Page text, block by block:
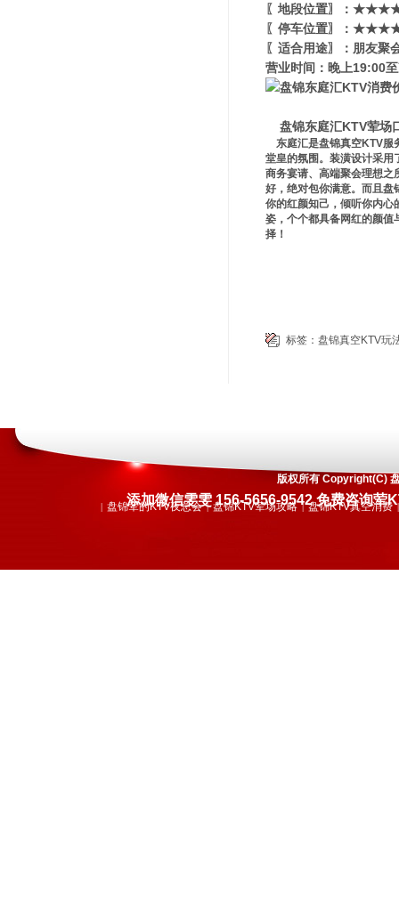
〖地段位置〗：
〖停车位置〗：
〖适合用途〗：朋友聚
营业时间：晚上19:00
盘锦东庭汇KTV荤场
东庭汇是盘锦真空KTV服
堂皇的氛围。装潢设计采用
商务宴请、高端聚会理想之
好，绝对包你满意。而且盘
你的红颜知己，倾听你内心
姿，个个都具备网红的颜值
择！
标签： 盘锦真空KTV玩
| 盘锦荤的KTV夜总会 |盘锦KTV荤场攻略 |盘锦KTV真空消费
版权所有 Copyright(C)
添加微信雯雯 156-5656-9542 免费咨询荤